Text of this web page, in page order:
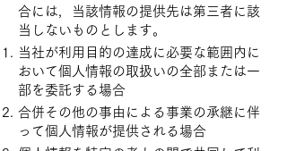
合には，当該情報の提供先は第三者に該
当しないものとします。
当社が利用目的の達成に必要な範囲内に
おいて個人情報の取扱いの全部または一
部を委託する場合
合併その他の事由による事業の承継に伴
って個人情報が提供される場合